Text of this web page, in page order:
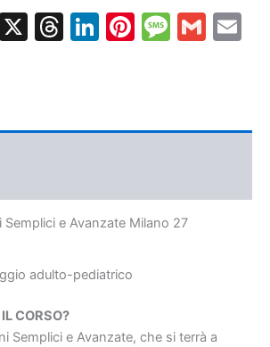
WhatsApp
X Threads
LinkedIn
Pinterest
e Avanzate Milano 27
adulto-pediatrico
CORSO?
Semplici e Avanzate, che si terrà a